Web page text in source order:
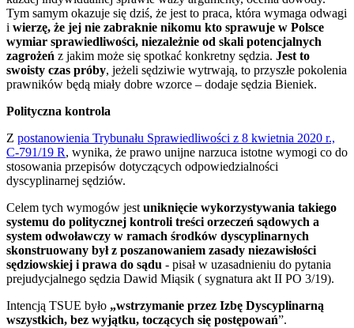
Tym samym okazuje się dziś, że jest to praca, która wymaga odwagi
i wierzę, że jej nie zabraknie nikomu kto sprawuje w Polsce
wymiar sprawiedliwości, niezależnie od skali potencjalnych
zagrożeń z jakim może się spotkać konkretny sędzia. Jest to
swoisty czas próby, jeżeli sędziwie wytrwają, to przyszłe pokolenia
prawników będą miały dobre wzorce – dodaje sędzia Bieniek.
Polityczna kontrola
Z postanowienia Trybunału Sprawiedliwości z 8 kwietnia 2020 r.,
C-791/19 R, wynika, że prawo unijne narzuca istotne wymogi co do
stosowania przepisów dotyczących odpowiedzialności
dyscyplinarnej sędziów.
Celem tych wymogów jest uniknięcie wykorzystywania takiego
systemu do politycznej kontroli treści orzeczeń sądowych a
system odwoławczy w ramach środków dyscyplinarnych
skonstruowany był z poszanowaniem zasady niezawisłości
sędziowskiej i prawa do sądu - pisał w uzasadnieniu do pytania
prejudycjalnego sędzia Dawid Miąsik ( sygnatura akt II PO 3/19).
Intencją TSUE było „wstrzymanie przez Izbę Dyscyplinarną
wszystkich, bez wyjątku, toczących się postępowań”.